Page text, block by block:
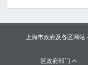
上海市政府及各区网站
区政府部门 